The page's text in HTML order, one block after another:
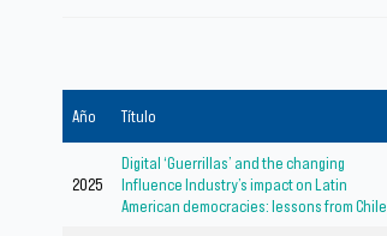
Año Título
2025
Digital ‘Guerrillas’ and the changing
Influence Industry’s impact on Latin
American democracies: lessons from Chile